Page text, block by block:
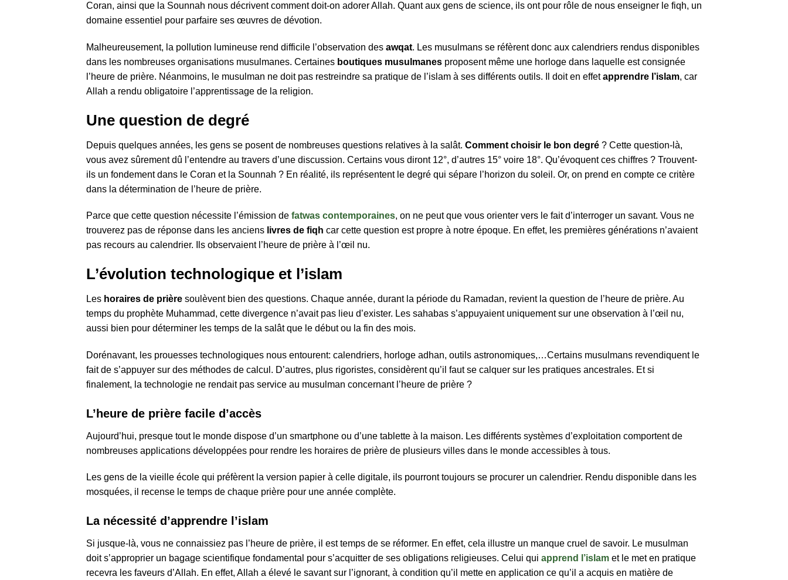
Coran, ainsi que la Sounnah nous décrivent comment doit-on adorer Allah. Quant aux gens de science, ils ont pour rôle de nous enseigner le fiqh, un
domaine essentiel pour parfaire ses œuvres de dévotion.
Malheureusement, la pollution lumineuse rend difficile l’observation des awqat. Les musulmans se réfèrent donc aux calendriers rendus disponibles
dans les nombreuses organisations musulmanes. Certaines boutiques musulmanes proposent même une horloge dans laquelle est consignée
l’heure de prière. Néanmoins, le musulman ne doit pas restreindre sa pratique de l’islam à ses différents outils. Il doit en effetapprendre l’islam, car
Allah a rendu obligatoire l’apprentissage de la religion.
Une question de degré
Depuis quelques années, les gens se posent de nombreuses questions relatives à la salât. Comment choisir le bon degré ? Cette question-là,
vous avez sûrement dû l’entendre au travers d’une discussion. Certains vous diront 12°, d’autres 15° voire 18°. Qu’évoquent ces chiffres ? Trouvent-
ils un fondement dans le Coran et la Sounnah ? En réalité, ils représentent le degré qui sépare l’horizon du soleil. Or, on prend en compte ce critère
dans la détermination de l’heure de prière.
Parce que cette question nécessite l’émission de fatwas contemporaines, on ne peut que vous orienter vers le fait d’interroger un savant. Vous ne
trouverez pas de réponse dans les anciens livres de fiqh car cette question est propre à notre époque. En effet, les premières générations n’avaient
pas recours au calendrier. Ils observaient l’heure de prière à l’œil nu.
L’évolution technologique et l’islam
Les horaires de prière soulèvent bien des questions. Chaque année, durant la période du Ramadan, revient la question de l’heure de prière. Au
temps du prophète Muhammad, cette divergence n’avait pas lieu d’exister. Les sahabas s’appuyaient uniquement sur une observation à l’œil nu,
aussi bien pour déterminer les temps de la salât que le début ou la fin des mois.
Dorénavant, les prouesses technologiques nous entourent: calendriers, horloge adhan, outils astronomiques,…Certains musulmans revendiquent le
fait de s’appuyer sur des méthodes de calcul. D’autres, plus rigoristes, considèrent qu’il faut se calquer sur les pratiques ancestrales. Et si
finalement, la technologie ne rendait pas service au musulman concernant l’heure de prière ?
L’heure de prière facile d’accès
Aujourd’hui, presque tout le monde dispose d’un smartphone ou d’une tablette à la maison. Les différents systèmes d’exploitation comportent de
nombreuses applications développées pour rendre les horaires de prière de plusieurs villes dans le monde accessibles à tous.
Les gens de la vieille école qui préfèrent la version papier à celle digitale, ils pourront toujours se procurer un calendrier. Rendu disponible dans les
mosquées, il recense le temps de chaque prière pour une année complète.
La nécessité d’apprendre l’islam
Si jusque-là, vous ne connaissiez pas l’heure de prière, il est temps de se réformer. En effet, cela illustre un manque cruel de savoir. Le musulman
doit s’approprier un bagage scientifique fondamental pour s’acquitter de ses obligations religieuses. Celui qui apprend l’islam et le met en pratique
recevra les faveurs d’Allah. En effet, Allah a élevé le savant sur l’ignorant, à condition qu’il mette en application ce qu’il a acquis en matière de